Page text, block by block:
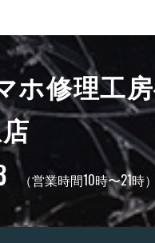
ホ修理工
（営業時間10時〜21時